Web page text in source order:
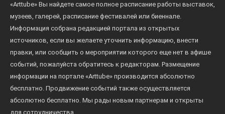
«Arttube» Вы найдете самое полное расписание работы выставок,
музеев, галерей, расписание фестивалей или биеннале.
Информация собрана редакцией портала из открытых
источников, если вы желаете уточнить информацию, внести
правки, или сообщить о мероприятии которого еще нет в афише
событий, пожалуйста обратитесь к редакторам. Размещение
информации на портале «Arttube» производится абсолютно
бесплатно. Продвижение событий также осуществляется
абсолютно бесплатно. Мы рады новым партнерам и открыты
для сотрудничества.